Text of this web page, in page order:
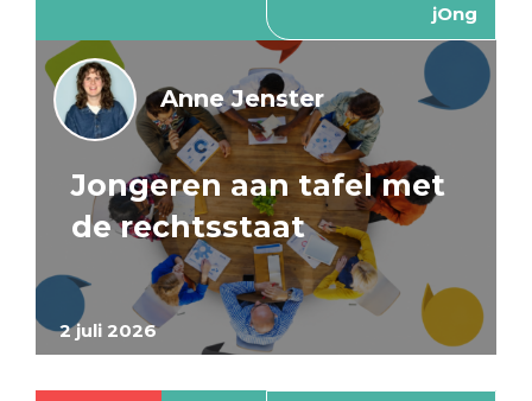
jOng
2 juli 2026
Anne Jenster
Jongeren aan tafel met
de rechtsstaat